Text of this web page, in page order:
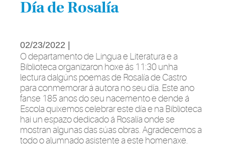
Día de Rosalía
02/23/2022 |
O departamento de Lingua e Literatura e a
Biblioteca organizaron hoxe ás 11:30 unha
lectura dalgúns poemas de Rosalía de Castro
para conmemorar á autora no seu día. Este ano
fanse 185 anos do seu nacemento e dende á
Escola quixemos celebrar este día e na Biblioteca
hai un espazo dedicado á Rosalía onde se
mostran algunas das súas obras. Agradecemos a
todo o alumnado asistente a este homenaxe.